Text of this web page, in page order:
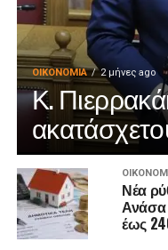
ΟΙΚΟΝΟΜΊΑ 2 μήνες ago
Κ.
Νέα
Ανάσα
έως